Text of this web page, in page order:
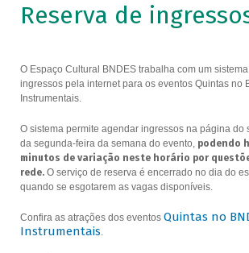
Reserva de
O Espaço Cultural BNDES trabalha com um
ingressos pela internet para os eventos Quintas no
Instrumentais.
O sistema permite agendar ingressos na página do
da segunda-feira da semana do evento, podendo
minutos de variação neste horário por
rede.O serviço de reserva é encerrado no dia do
quando se esgotarem as vagas disponíveis.
Confira as atrações dos eventos Quintas no
Instrumentais.